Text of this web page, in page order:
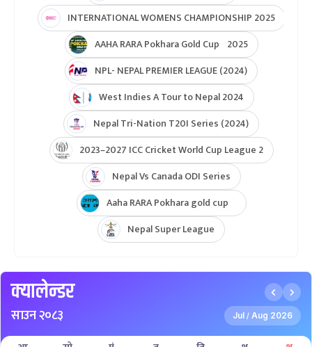
INTERNATIONAL WOMENS CHAMPIONSHIP 2025
AAHA RARA Pokhara Gold Cup 2025
NPL- NEPAL PREMIER LEAGUE (2024)
West Indies A Tour to Nepal 2024
Nepal Tri-Nation T20I Series (2024)
2023–2027 ICC Cricket World Cup League 2
Nepal Vs Canada ODI Series
Aaha RARA Pokhara gold cup
Nepal Super League
क्यालेन्डर
साउन २०८३ Jul / Aug 2026